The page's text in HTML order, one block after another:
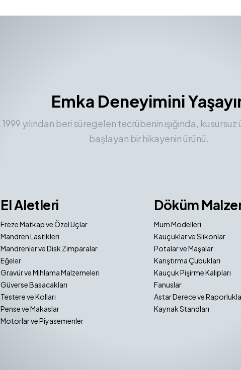
Emka Deneyimini
1999 yılından beri süregelen tecrübenin ışığında, kusursuz
başlayan bir hikayenin ürünü.
El Aletleri
Freze Matkap ve Özel Uçlar
Mandren Lastikleri
Mandrenler ve Disk Zımparalar
Eğeler
Gravür ve Mıhlama Malzemeleri
Güverse Basacakları
Testere ve Kolları
Pense ve Makaslar
Motorlar ve Piyasemenler
Döküm
Mum Modelleri
Kauçuklar ve Slikonlar
Potalar ve Maşalar
Karıştırma Çubukları
Kauçuk Pişirme Kalıpları
Fanuslar
Astar Derece ve
Kaynak Standları